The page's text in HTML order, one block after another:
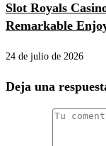
Slot Royals
Remarkable
24 de julio de 2026
Deja una